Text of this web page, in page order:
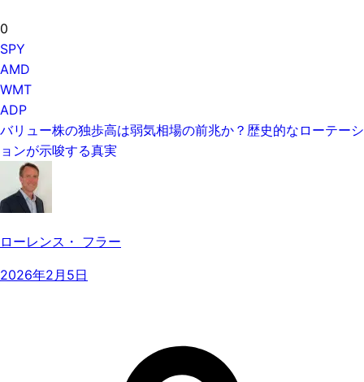
0
SPY
AMD
WMT
ADP
バリュー株の独歩高は弱気相場の前兆か？歴史的なローテーシ
ョンが示唆する真実
ローレンス・ フラー
2026年2月5日